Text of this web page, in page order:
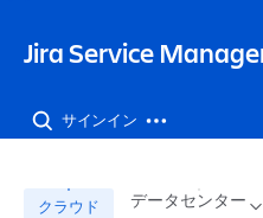
Jira Service
サインイン
クラウド データセンター